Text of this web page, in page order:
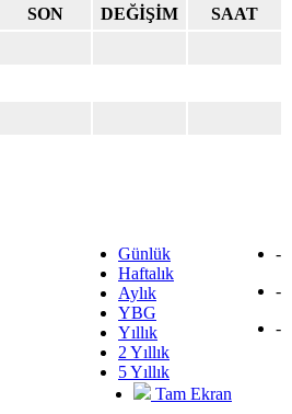
SON DEĞİŞİM
SAAT
-
-
-
Günlük
Haftalık
Aylık
YBG
Yıllık
2 Yıllık
5 Yıllık
Tam Ekran